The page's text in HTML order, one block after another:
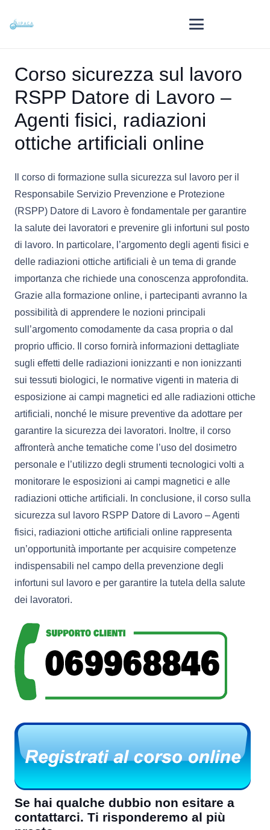
Corso sicurezza sul lavoro
RSPP Datore di Lavoro –
Agenti fisici, radiazioni
ottiche artificiali online
Il corso di formazione sulla sicurezza sul lavoro per il
Responsabile Servizio Prevenzione e Protezione
(RSPP) Datore di Lavoro è fondamentale per garantire
la salute dei lavoratori e prevenire gli infortuni sul posto
di lavoro. In particolare, l’argomento degli agenti fisici e
delle radiazioni ottiche artificiali è un tema di grande
importanza che richiede una conoscenza approfondita.
Grazie alla formazione online, i partecipanti avranno la
possibilità di apprendere le nozioni principali
sull’argomento comodamente da casa propria o dal
proprio ufficio. Il corso fornirà informazioni dettagliate
sugli effetti delle radiazioni ionizzanti e non ionizzanti
sui tessuti biologici, le normative vigenti in materia di
esposizione ai campi magnetici ed alle radiazioni ottiche
artificiali, nonché le misure preventive da adottare per
garantire la sicurezza dei lavoratori. Inoltre, il corso
affronterà anche tematiche come l’uso del dosimetro
personale e l’utilizzo degli strumenti tecnologici volti a
monitorare le esposizioni ai campi magnetici e alle
radiazioni ottiche artificiali. In conclusione, il corso sulla
sicurezza sul lavoro RSPP Datore di Lavoro – Agenti
fisici, radiazioni ottiche artificiali online rappresenta
un’opportunità importante per acquisire competenze
indispensabili nel campo della prevenzione degli
infortuni sul lavoro e per garantire la tutela della salute
dei lavoratori.
Se hai qualche dubbio non esitare a
contattarci. Ti risponderemo al più